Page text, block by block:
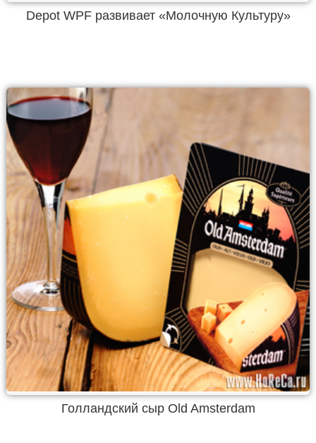
Depot WPF развивает «Молочную Культуру»
Голландский сыр Old Amsterdam